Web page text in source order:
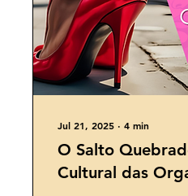
Jul 21, 2025 ∙ 4 min
O Salto
Cultural das